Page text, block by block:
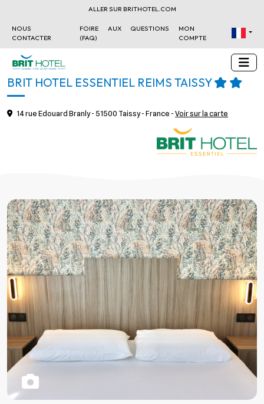
ALLER SUR BRITHOTEL.COM
NOUS
CONTACTER
FOIRE AUX QUESTIONS
(FAQ)
MON
COMPTE
BRIT HOTEL ESSENTIEL REIMS TAISSY
14 rue Edouard Branly - 51500 Taissy - France - Voir sur la carte